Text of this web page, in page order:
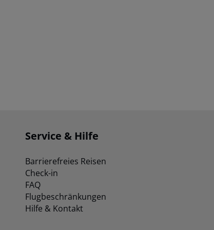
Service & Hilfe
Barrierefreies Reisen
Check-in
FAQ
Flugbeschränkungen
Hilfe & Kontakt